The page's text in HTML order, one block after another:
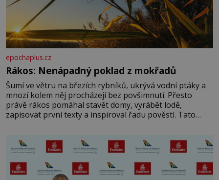
epochaplus.cz
Rákos: Nenápadný poklad z mokřadů
Šumí ve větru na březích rybníků, ukrývá vodní ptáky a
mnozí kolem něj procházejí bez povšimnutí. Přesto
právě rákos pomáhal stavět domy, vyrábět lodě,
zapisovat první texty a inspiroval řadu pověstí. Tato
letního koupání. Stačí se však podívat